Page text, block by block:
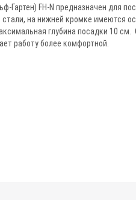
Гартен) FH-N предназначен для
на нижней кромке имеются
глубина посадки 10
работу более комфортной.